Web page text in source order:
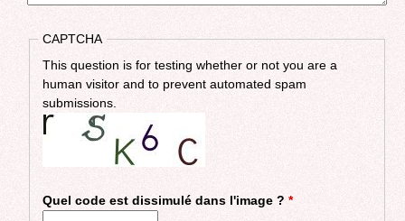
CAPTCHA
This question is for testing whether or not you are a
human visitor and to prevent automated spam
submissions.
Quel code est dissimulé dans l'image ? *